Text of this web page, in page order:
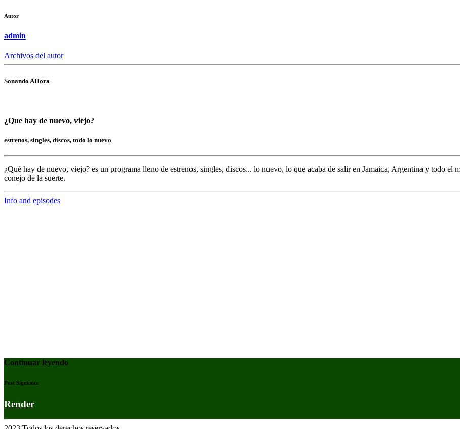
Autor
admin
Archivos del autor
Sonando AHora
¿Que hay de nuevo, viejo?
estrenos, singles, discos, todo lo nuevo
¿Qué hay de nuevo, viejo? es un programa lleno de estrenos, singles, discos... lo nuevo, lo que acaba de salir en Jamaica, Argentina y todo el
conejo de la suerte.
Info and episodes
Continuar leyendo
Post Siguiente
Render